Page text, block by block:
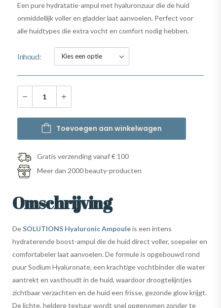
Een pure hydratatie-ampul met hyaluronzuur die de huid
onmiddellijk voller en gladder laat aanvoelen. Perfect voor
alle huidtypes die extra vocht en comfort nodig hebben.
Inhoud
Toevoegen aan winkelwagen
Gratis verzending vanaf € 100
Meer dan 2000 beauty-producten
Omschrijving
DeSOLUTIONS Hyaluronic Ampouleis een intens
hydraterende boost-ampul die de huid direct voller, soepeler en
comfortabeler laat aanvoelen. De formule is opgebouwd rond
puur Sodium Hyaluronate, een krachtige vochtbinder die water
aantrekt en vasthoudt in de huid, waardoor droogtelijntjes
zichtbaar verzachten en de huid een frisse, gezonde glow krijgt.
De lichte, heldere textuur wordt snel opgenomen zonder te